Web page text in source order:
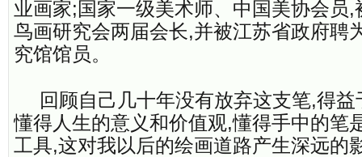
业画家;国家一级美术师、中国美协会员,
鸟画研究会两届会长,并被江苏省政府聘
究馆馆员。
回顾自己几十年没有放弃这支笔,得
懂得人生的意义和价值观,懂得手中的笔
工具,这对我以后的绘画道路产生深远的